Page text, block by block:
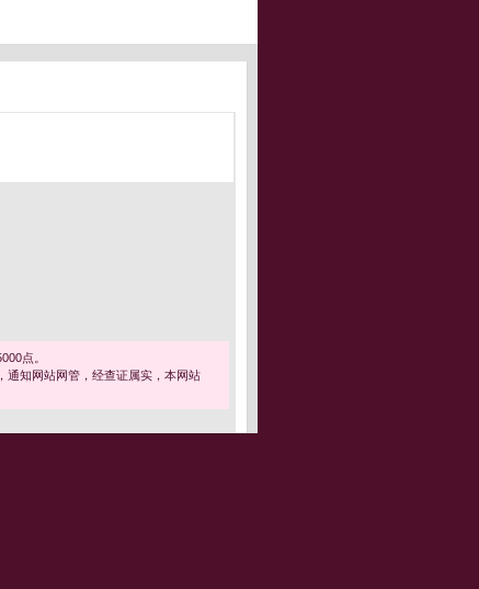
点。
通知网站网管，经查证属实，本网站